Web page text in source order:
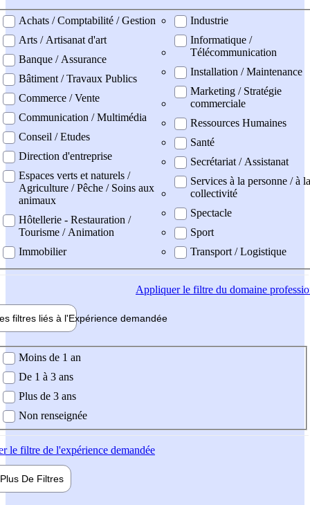
professionel
Achats / Comptabilité / Gestion
Arts / Artisanat d'art
Banque / Assurance
Bâtiment / Travaux Publics
Commerce / Vente
Communication / Multimédia
Conseil / Etudes
Direction d'entreprise
Espaces verts et naturels /
Agriculture / Pêche / Soins aux
animaux
Hôtellerie - Restauration /
Tourisme / Animation
Immobilier
Industrie
Informatique /
Télécommunication
Installation / Maintenance
Marketing / Stratégie
commerciale
Ressources Humaines
Santé
Secrétariat / Assistanat
Services à la personne / à la
collectivité
Spectacle
Sport
Transport / Logistique
Appliquerle filtre du domaine
filtres liés à l'Expérience demandée
demandée
Moins de 1 an
De 1 à 3 ans
Plus de 3 ans
Non renseignée
le filtre de l'expérience demandée
Plus De Filtres